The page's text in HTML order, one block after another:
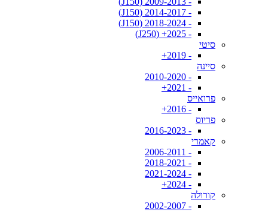
- 2014-2017 (J150)
- 2018-2024 (J150)
- 2025+ (J250)
סיטי
- 2019+
סיינה
- 2010-2020
- 2021+
פרואייס
- 2016+
פריוס
- 2016-2023
קאמרי
- 2006-2011
- 2018-2021
- 2021-2024
- 2024+
קורולה
- 2002-2007